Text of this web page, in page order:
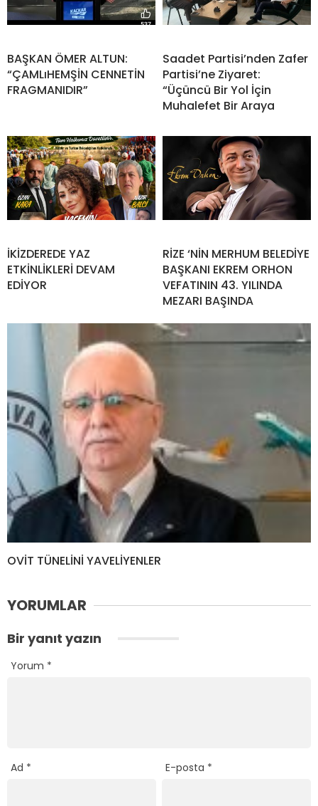
BAŞKAN ÖMER ALTUN:
“ÇAMLıHEMŞİN CENNETİN
FRAGMANIDIR”
Saadet Partisi’nden Zafer
Partisi’ne Ziyaret:
“Üçüncü Bir Yol İçin
Muhalefet Bir Araya
İKİZDEREDE YAZ
ETKİNLİKLERİ DEVAM
EDİYOR
RİZE ‘NİN MERHUM BELEDİYE
BAŞKANI EKREM ORHON
VEFATININ 43. YILINDA
MEZARI BAŞINDA
OVİT TÜNELİNİ YAVELİYENLER
YORUMLAR
Bir yanıt yazın
Yorum *
Ad * E-posta *